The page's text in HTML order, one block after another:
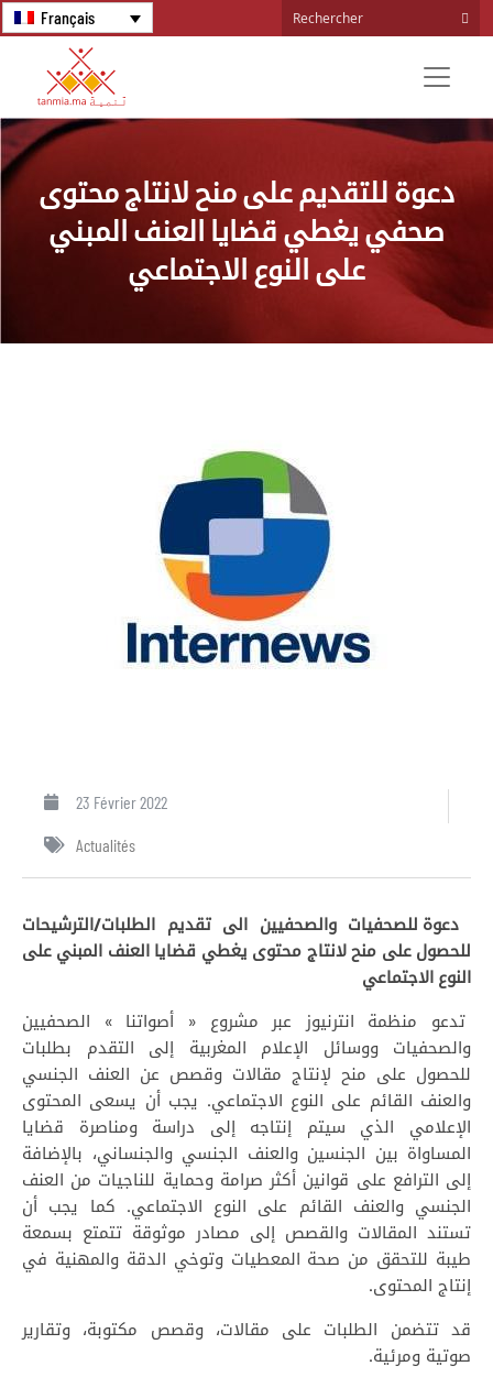
Français
دعوة للتقديم على منح لانتاج محتوى
صحفي يغطي قضايا العنف المبني
على النوع الاجتماعي
23 Février 2022
Actualités
دعوة للصحفيات والصحفيين الى تقديم الطلبات/الترشيحات
للحصول على منح لانتاج محتوى يغطي قضايا العنف المبني على
النوع الاجتماعي
تدعو منظمة انترنيوز عبر مشروع « أصواتنا » الصحفيين
والصحفيات ووسائل الإعلام المغربية إلى التقدم بطلبات
للحصول على منح لإنتاج مقالات وقصص عن العنف الجنسي
والعنف القائم على النوع الاجتماعي. يجب أن يسعى المحتوى
الإعلامي الذي سيتم إنتاجه إلى دراسة ومناصرة قضايا
المساواة بين الجنسين والعنف الجنسي والجنساني، بالإضافة
إلى الترافع على قوانين أكثر صرامة وحماية للناجيات من العنف
الجنسي والعنف القائم على النوع الاجتماعي. كما يجب أن
تستند المقالات والقصص إلى مصادر موثوقة تتمتع بسمعة
طيبة للتحقق من صحة المعطيات وتوخي الدقة والمهنية في
إنتاج المحتوى.
قد تتضمن الطلبات على مقالات، وقصص مكتوبة، وتقارير
صوتية ومرئية.